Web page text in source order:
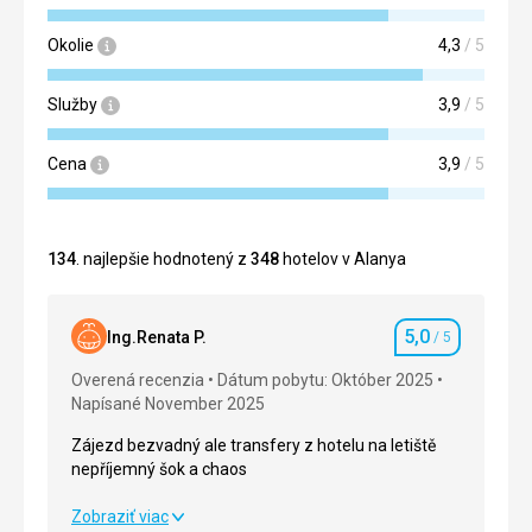
Okolie 4,3 / 5
Služby 3,9 / 5
Cena 3,9 / 5
134. najlepšie hodnotený z 348 hotelov v Alanya
Ing.Renata P. Hodnotenie
5,0 / 5
Overená recenzia
Dátum pobytu: Október 2025
Napísané November 2025
Zájezd bezvadný ale transfery z hotelu na letiště
nepříjemný šok a chaos
Zájezd bezvadný ale transfery z hotelu na letiště
Zobraziť viac